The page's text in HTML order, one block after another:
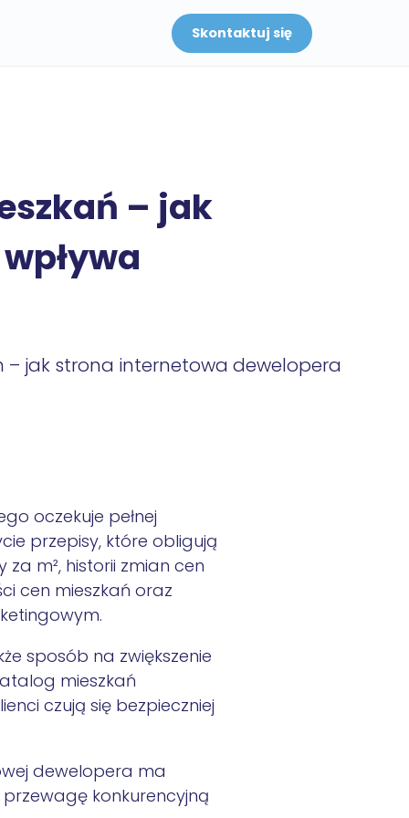
Skontaktuj się
– jak
– jak strona internetowa dewelopera
oczekuje pełnej
przepisy, które obligują
m², historii zmian cen
cen mieszkań oraz
sposób na zwiększenie
mieszkań
czują się bezpieczniej
dewelopera ma
konkurencyjną